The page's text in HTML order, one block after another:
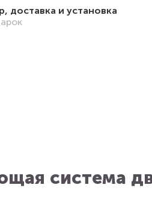
доставка и установка
система